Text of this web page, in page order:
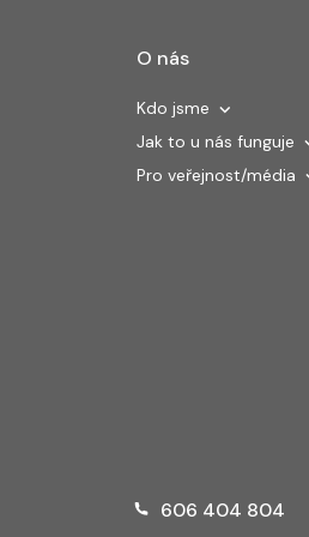
O nás
Kdo jsme
Jak to u nás funguje
Pro veřejnost/média
606 404 804